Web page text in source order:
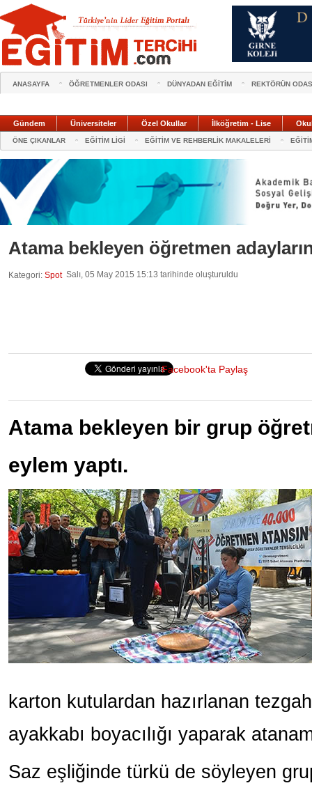
ANASAYFA ÖĞRETMENLER ODASI DÜNYADAN EĞİTİM REKTÖRÜN
Gündem Üniversiteler Özel Okullar İlköğretim - Lise
ÖNE ÇIKANLAR EĞİTİM LİGİ EĞİTİM VE REHBERLİK MAKALELERİ
Atama bekleyen öğretmen
Kategori: Spot Salı, 05 May 2015 15:13 tarihinde oluşturuldu
Facebook'ta Paylaş
Atama bekleyen bir grup
eylem yaptı.
karton kutulardan hazırlanan
ayakkabı boyacılığı yaparak
Saz eşliğinde türkü de söyleyen